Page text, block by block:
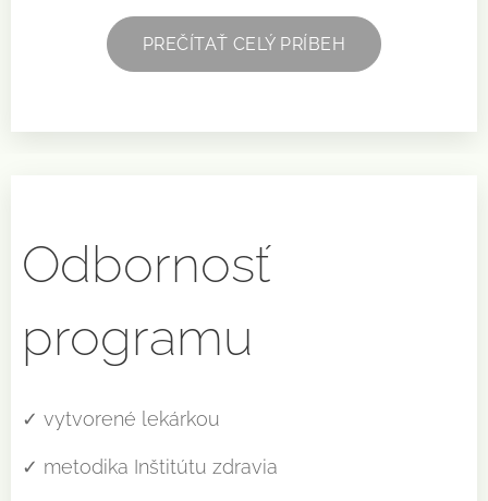
PREČÍTAŤ CELÝ PRÍBEH
Odbornosť
programu
✓ vytvorené lekárkou
✓ metodika Inštitútu zdravia